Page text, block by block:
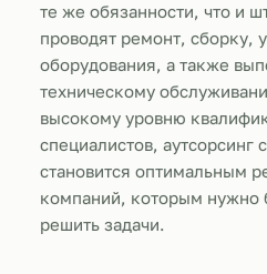
те же обязанности, что и
проводят ремонт, сборку,
оборудования, а также
техническому
высокому уровню
специалистов, аутсорсинг
становится оптимальным
компаний, которым нужно
решить задачи.